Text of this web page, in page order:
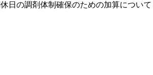
日の調剤体制確保のための加算について